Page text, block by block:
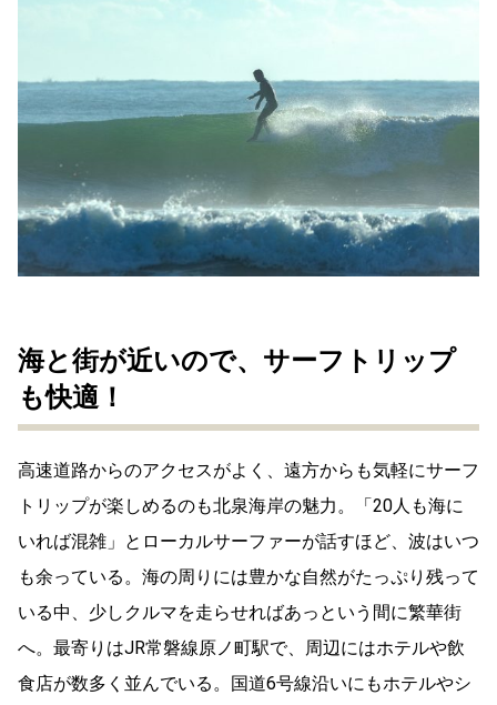
海と街が近いので、サーフトリップ
も快適！
高速道路からのアクセスがよく、遠方からも気軽にサーフ
トリップが楽しめるのも北泉海岸の魅力。「20人も海に
いれば混雑」とローカルサーファーが話すほど、波はいつ
も余っている。海の周りには豊かな自然がたっぷり残って
いる中、少しクルマを走らせればあっという間に繁華街
へ。最寄りはJR常磐線原ノ町駅で、周辺にはホテルや飲
食店が数多く並んでいる。国道6号線沿いにもホテルやシ